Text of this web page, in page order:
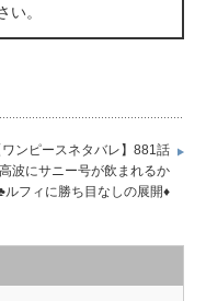
い。
ワンピースネタバレ】881話
波にサニー号が飲まれるか
ルフィに勝ち目なしの展開♦